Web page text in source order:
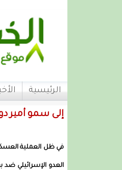
الرئيسية
إلى سمو أمير
في ظل العملية
العدو الإسرائيلي